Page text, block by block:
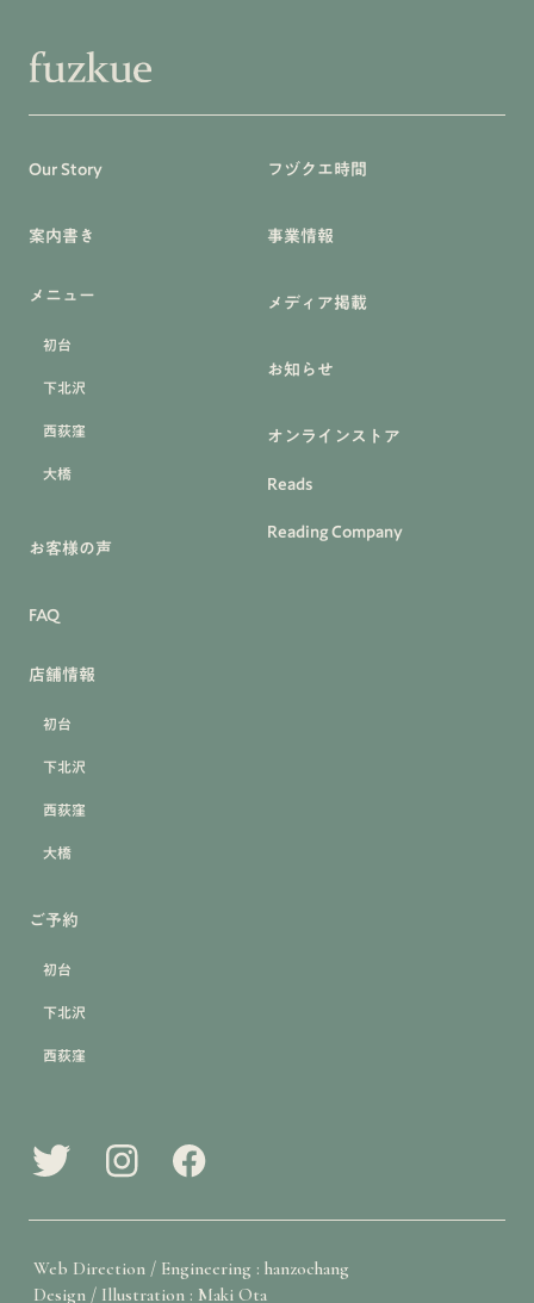
Our Story
案内書き
メニュー
初台
下北沢
西荻窪
大橋
お客様の声
FAQ
店舗情報
初台
下北沢
西荻窪
大橋
ご予約
初台
下北沢
西荻窪
フヅクエ時間
事業情報
メディア掲載
お知らせ
オンラインストア
Reads
Reading Company
Web Direction / Engineering : hanzochang
Design / Illustration : Maki Ota